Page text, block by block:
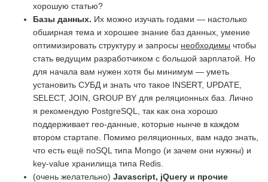
хорошую статью?
Базы данных. Их можно изучать годами — настолько
обширная тема и хорошее знание баз данных, умение
оптимизировать структуру и запросы необходимы чтобы
стать ведущим разработчиком с большой зарплатой. Но
для начала вам нужен хотя бы минимум — уметь
установить СУБД и знать что такое INSERT, UPDATE,
SELECT, JOIN, GROUP BY для реляционных баз. Лично
я рекомендую PostgreSQL, так как она хорошо
поддерживает гео-данные, которые нынче в каждом
втором стартапе. Помимо реляционных, вам надо знать,
что есть ещё noSQL типа Mongo (и зачем они нужны) и
key-value хранилища типа Redis.
(очень желательно) Javascript, jQuery и прочие